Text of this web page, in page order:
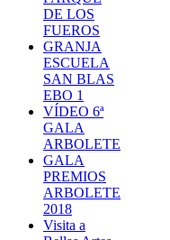
DE LOS
FUEROS
GRANJA
ESCUELA
SAN BLAS
EBO 1
VÍDEO 6ª
GALA
ARBOLETE
GALA
PREMIOS
ARBOLETE
2018
Visita a